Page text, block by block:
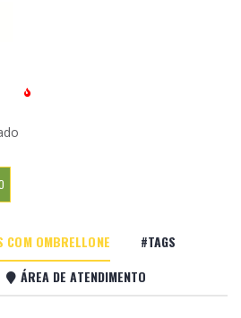
COM OMBRELLONE
#TAGS
ÁREA DE ATENDIMENTO